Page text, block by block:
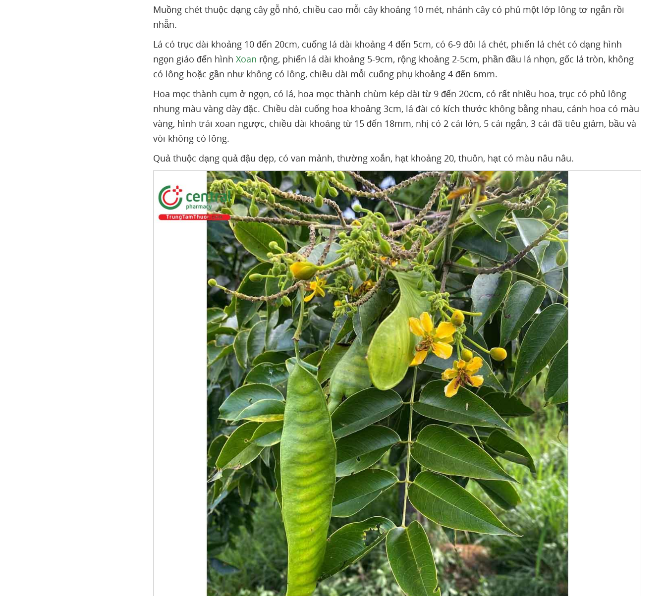
Muồng chét thuộc dạng cây gỗ nhỏ, chiều cao mỗi cây khoảng 10 mét, nhánh cây có phủ một lớp lông tơ ngắn rồi
nhẵn.
Lá có trục dài khoảng 10 đến 20cm, cuống lá dài khoảng 4 đến 5cm, có 6-9 đôi lá chét, phiến lá chét có dạng hình
ngọn giáo đến hình Xoan rộng, phiến lá dài khoảng 5-9cm, rộng khoảng 2-5cm, phần đầu lá nhọn, gốc lá tròn, không
có lông hoặc gần như không có lông, chiều dài mỗi cuống phụ khoảng 4 đến 6mm.
Hoa mọc thành cụm ở ngọn, có lá, hoa mọc thành chùm kép dài từ 9 đến 20cm, có rất nhiều hoa, trục có phủ lông
nhung màu vàng dày đặc. Chiều dài cuống hoa khoảng 3cm, lá đài có kích thước không bằng nhau, cánh hoa có màu
vàng, hình trái xoan ngược, chiều dài khoảng từ 15 đến 18mm, nhị có 2 cái lớn, 5 cái ngắn, 3 cái đã tiêu giảm, bầu và
vòi không có lông.
Quả thuộc dạng quả đậu dẹp, có van mảnh, thường xoắn, hạt khoảng 20, thuôn, hạt có màu nâu nâu.